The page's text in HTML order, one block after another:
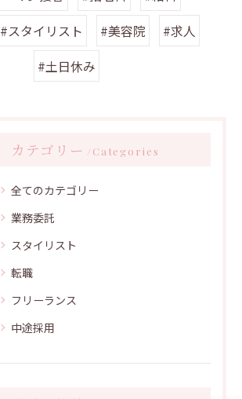
#スタイリスト #美容院
#求人
#土日休み
カテゴリー Categories
全てのカテゴリー
業務委託
スタイリスト
転職
フリーランス
中途採用